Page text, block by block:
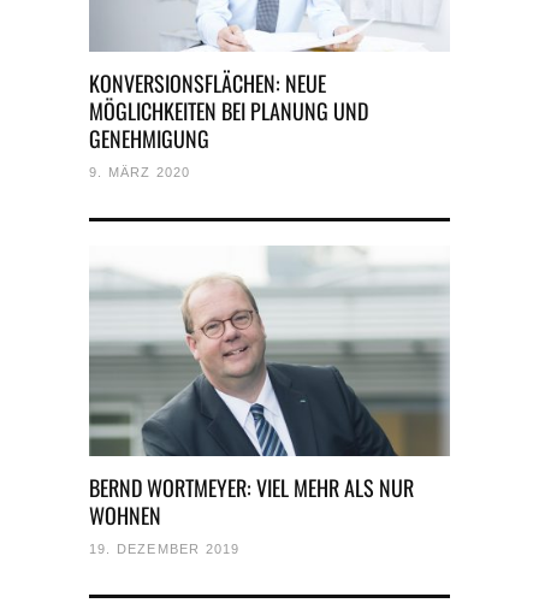
KONVERSIONSFLÄCHEN: NEUE
MÖGLICHKEITEN BEI PLANUNG UND
GENEHMIGUNG
9. MÄRZ 2020
BERND WORTMEYER: VIEL MEHR ALS NUR
WOHNEN
19. DEZEMBER 2019